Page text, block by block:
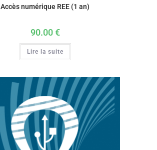
Accès numérique REE (1 an)
90.00€
Lire la suite